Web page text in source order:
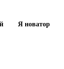
Я новатор